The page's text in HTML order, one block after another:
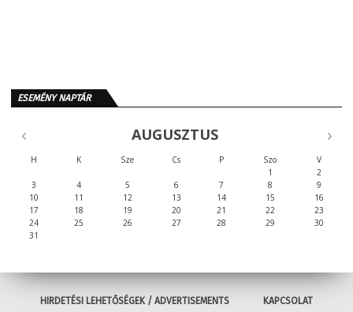
ESEMÉNY NAPTÁR
AUGUSZTUS
H K Sze Cs P Szo
V
1
2
3
4 5 6 7 8
9
10
11 12 13 14 15
16
17
18 19 20 21 22
23
24
25 26 27 28 29
30
31
HIRDETÉSI LEHETŐSÉGEK / ADVERTISEMENTS KAPCSOLAT